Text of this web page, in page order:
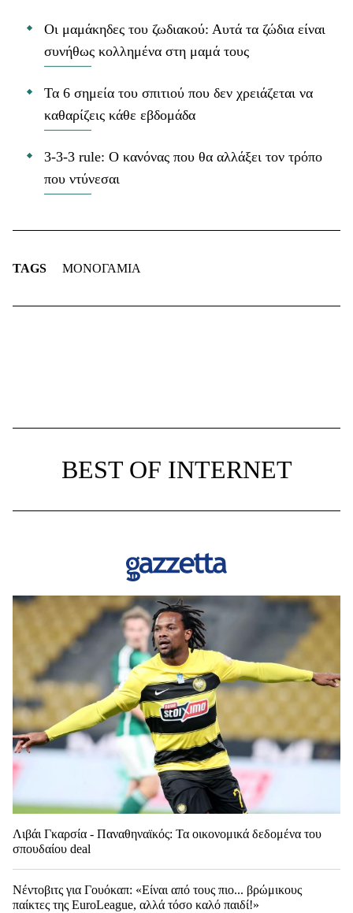
Οι μαμάκηδες του ζωδιακού: Αυτά τα ζώδια είναι
συνήθως κολλημένα στη μαμά τους
Τα 6 σημεία του σπιτιού που δεν χρειάζεται να
καθαρίζεις κάθε εβδομάδα
3-3-3 rule: Ο κανόνας που θα αλλάξει τον τρόπο
που ντύνεσαι
TAGS ΜΟΝΟΓΑΜΙΑ
BEST OF INTERNET
Λιβάι Γκαρσία - Παναθηναϊκός: Τα οικονομικά δεδομένα του
σπουδαίου deal
Νέντοβιτς για Γουόκαπ: «Είναι από τους πιο... βρώμικους
παίκτες της EuroLeague, αλλά τόσο καλό παιδί!»